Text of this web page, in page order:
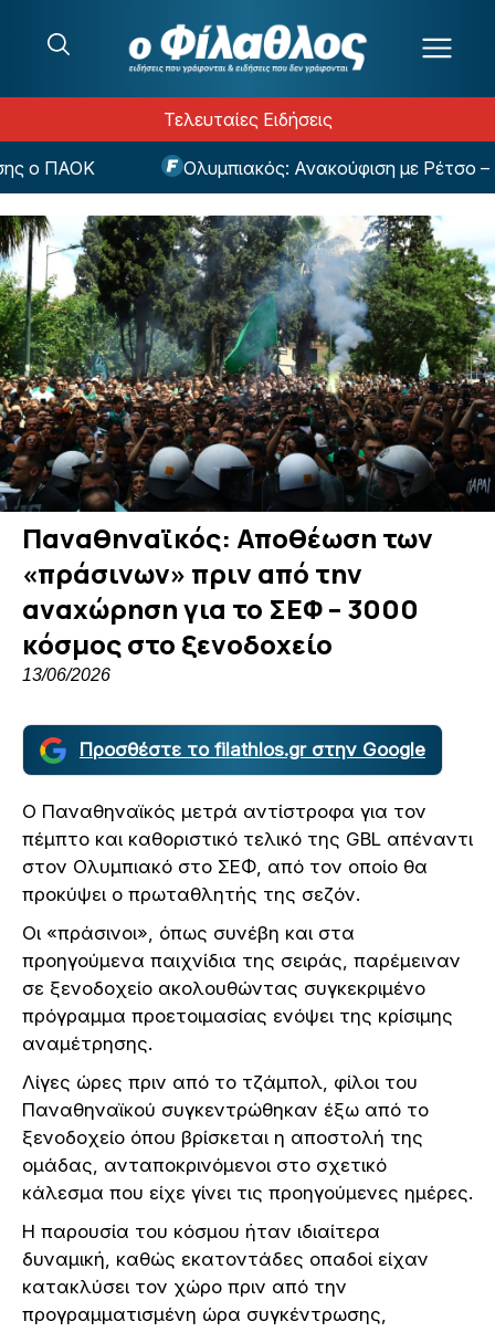
Τελευταίες Ειδήσεις
ΠΑΟΚ Ολυμπιακός: Ανακούφιση με Ρέτσο –
Παναθηναϊκός: Αποθέωση των
«πράσινων» πριν από την
αναχώρηση για το ΣΕΦ – 3000
κόσμος στο ξενοδοχείο
13/06/2026
Προσθέστε το filathlos.gr στην Google
Ο Παναθηναϊκός μετρά αντίστροφα για τον
πέμπτο και καθοριστικό τελικό της GBL απέναντι
στον Ολυμπιακό στο ΣΕΦ, από τον οποίο θα
προκύψει ο πρωταθλητής της σεζόν.
Οι «πράσινοι», όπως συνέβη και στα
προηγούμενα παιχνίδια της σειράς, παρέμειναν
σε ξενοδοχείο ακολουθώντας συγκεκριμένο
πρόγραμμα προετοιμασίας ενόψει της κρίσιμης
αναμέτρησης.
Λίγες ώρες πριν από το τζάμπολ, φίλοι του
Παναθηναϊκού συγκεντρώθηκαν έξω από το
ξενοδοχείο όπου βρίσκεται η αποστολή της
ομάδας, ανταποκρινόμενοι στο σχετικό
κάλεσμα που είχε γίνει τις προηγούμενες ημέρες.
Η παρουσία του κόσμου ήταν ιδιαίτερα
δυναμική, καθώς εκατοντάδες οπαδοί είχαν
κατακλύσει τον χώρο πριν από την
προγραμματισμένη ώρα συγκέντρωσης,